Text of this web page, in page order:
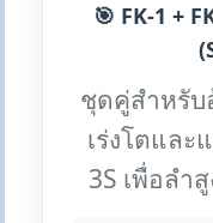
🎯 FK-1 +
ชุดคู่สำหรับ
เร่งโตแล
3S เพื่อลำ